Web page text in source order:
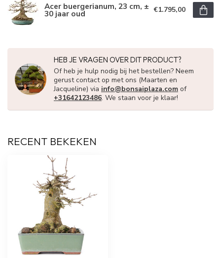
Acer buergerianum, 23 cm, ±
30 jaar oud €1.795,00
HEB JE VRAGEN OVER DIT PRODUCT?
Of heb je hulp nodig bij het bestellen? Neem
gerust contact op met ons (Maarten en
Jacqueline) via info@bonsaiplaza.com of
+31642123486. We staan voor je klaar!
RECENT BEKEKEN